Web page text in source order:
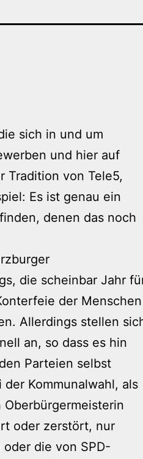
sich in und um
und hier auf
Tradition von Tele5,
Es ist genau ein
denen das noch
die scheinbar Jahr
der Menschen
Allerdings stellen
an, so dass es hin
Parteien selbst
Kommunalwahl, als
Oberbürgermeisterin
oder zerstört, nur
die von SPD-